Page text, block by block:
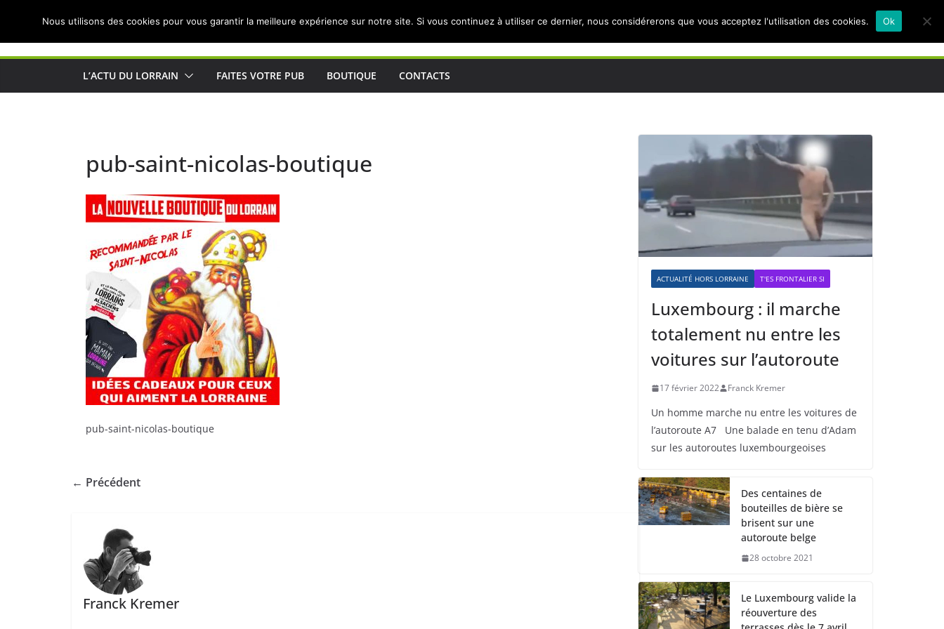
Actualités de Lorraine pour les Lorrains
L’ACTU DU LORRAIN FAITES VOTRE PUB BOUTIQUE CONTACTS
pub-saint-nicolas-boutique
pub-saint-nicolas-boutique
← Précédent
Franck Kremer
ACTUALITÉ HORS LORRAINE T'ES FRONTALIER SI
Luxembourg : il marche
totalement nu entre les
voitures sur l’autoroute
17 février 2022 Franck Kremer
Un homme marche nu entre les voitures de
l’autoroute A7 Une balade en tenu d’Adam
sur les autoroutes luxembourgeoises
Des centaines de
bouteilles de bière se
brisent sur une
autoroute belge
28 octobre 2021
Le Luxembourg valide la
réouverture des
Nous utilisons des cookies pour vous garantir la meilleure expérience sur notre site. Si vous continuez à utiliser ce dernier, nous considérerons que vous acceptez l'utilisation des cookies. Ok